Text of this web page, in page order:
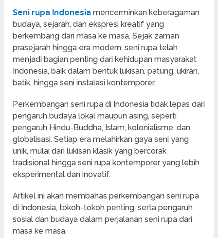
Seni rupa Indonesia mencerminkan keberagaman
budaya, sejarah, dan ekspresi kreatif yang
berkembang dari masa ke masa. Sejak zaman
prasejarah hingga era modern, seni rupa telah
menjadi bagian penting dari kehidupan masyarakat
Indonesia, baik dalam bentuk lukisan, patung, ukiran,
batik, hingga seni instalasi kontemporer.
Perkembangan seni rupa di Indonesia tidak lepas dari
pengaruh budaya lokal maupun asing, seperti
pengaruh Hindu-Buddha, Islam, kolonialisme, dan
globalisasi. Setiap era melahirkan gaya seni yang
unik, mulai dari lukisan klasik yang bercorak
tradisional hingga seni rupa kontemporer yang lebih
eksperimental dan inovatif.
Artikel ini akan membahas perkembangan seni rupa
di Indonesia, tokoh-tokoh penting, serta pengaruh
sosial dan budaya dalam perjalanan seni rupa dari
masa ke masa.